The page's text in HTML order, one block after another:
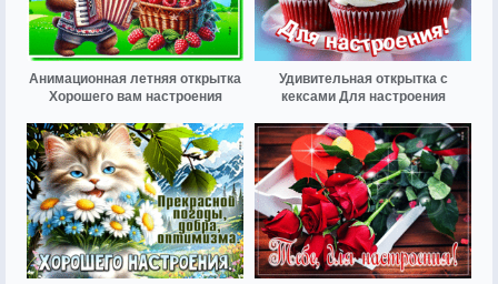
Анимационная летняя открытка
Хорошего вам настроения
Удивительная открытка с
кексами Для настроения